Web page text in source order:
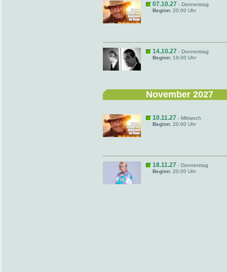
07.10.27 - Donnerstag
Beginn: 20:00 Uhr
14.10.27 - Donnerstag
Beginn: 19:00 Uhr
November 2027
10.11.27 - Mittwoch
Beginn: 20:00 Uhr
18.11.27 - Donnerstag
Beginn: 20:00 Uhr